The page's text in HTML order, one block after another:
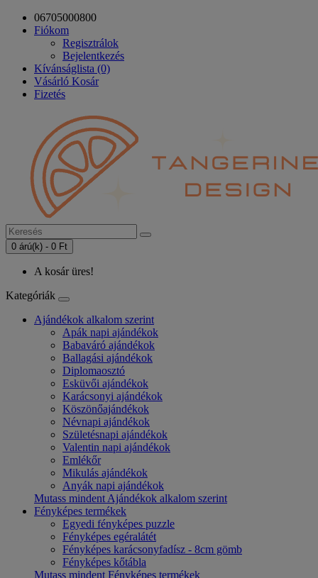
06705000800
Fiókom
Regisztrálok
Bejelentkezés
Kívánságlista (0)
Vásárló Kosár
Fizetés
0 árú(k) - 0 Ft
A kosár üres!
Kategóriák
Ajándékok alkalom szerint
Apák napi ajándékok
Babaváró ajándékok
Ballagási ajándékok
Diplomaosztó
Esküvői ajándékok
Karácsonyi ajándékok
Köszönőajándékok
Névnapi ajándékok
Születésnapi ajándékok
Valentin napi ajándékok
Emlékőr
Mikulás ajándékok
Anyák napi ajándékok
Mutass mindent Ajándékok alkalom szerint
Fényképes termékek
Egyedi fényképes puzzle
Fényképes egéralátét
Fényképes karácsonyfadísz - 8cm gömb
Fényképes kőtábla
Mutass mindent Fényképes termékek